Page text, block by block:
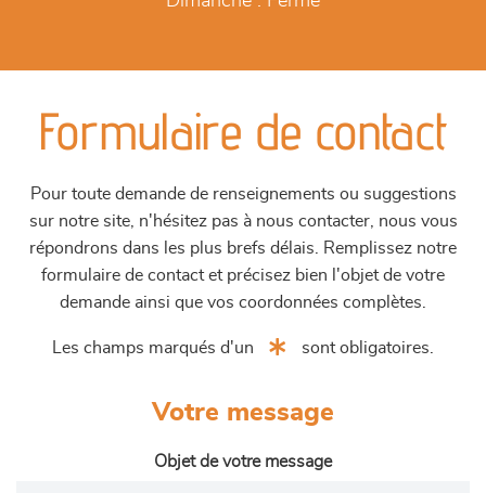
Formulaire de contact
Pour toute demande de renseignements ou suggestions
sur notre site, n'hésitez pas à nous contacter, nous vous
répondrons dans les plus brefs délais. Remplissez notre
formulaire de contact et précisez bien l'objet de votre
demande ainsi que vos coordonnées complètes.
Les champs marqués d'un sont obligatoires.
Votre message
Objet de votre message